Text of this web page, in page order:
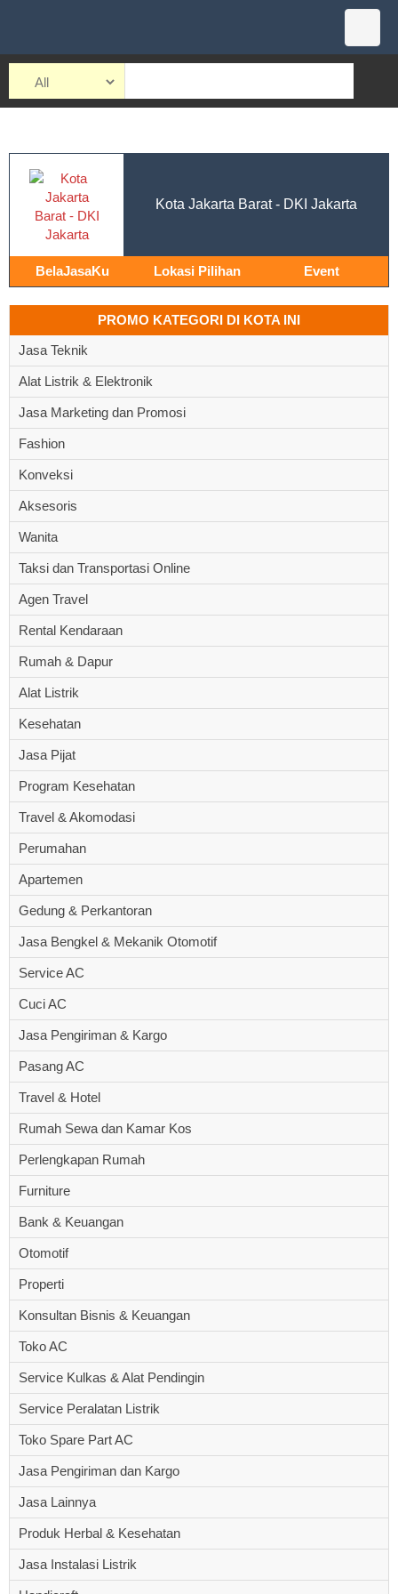
Kota Jakarta Barat - DKI Jakarta
BelaJasaKu Lokasi Pilihan Event
PROMO KATEGORI DI KOTA INI
Jasa Teknik
Alat Listrik & Elektronik
Jasa Marketing dan Promosi
Fashion
Konveksi
Aksesoris
Wanita
Taksi dan Transportasi Online
Agen Travel
Rental Kendaraan
Rumah & Dapur
Alat Listrik
Kesehatan
Jasa Pijat
Program Kesehatan
Travel & Akomodasi
Perumahan
Apartemen
Gedung & Perkantoran
Jasa Bengkel & Mekanik Otomotif
Service AC
Cuci AC
Jasa Pengiriman & Kargo
Pasang AC
Travel & Hotel
Rumah Sewa dan Kamar Kos
Perlengkapan Rumah
Furniture
Bank & Keuangan
Otomotif
Properti
Konsultan Bisnis & Keuangan
Toko AC
Service Kulkas & Alat Pendingin
Service Peralatan Listrik
Toko Spare Part AC
Jasa Pengiriman dan Kargo
Jasa Lainnya
Produk Herbal & Kesehatan
Jasa Instalasi Listrik